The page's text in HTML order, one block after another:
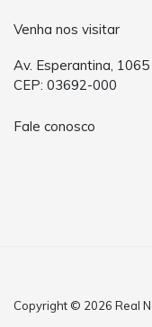
Venha nos visitar
Av. Esperantina,
CEP: 03692-000
Fale conosco
Copyright © 2026 Real